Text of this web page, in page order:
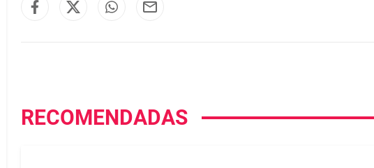
RECOMENDADAS